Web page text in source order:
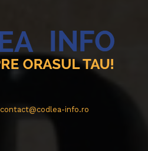
contact@codlea-info.ro